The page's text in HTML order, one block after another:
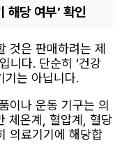
해당 여부’ 확인
것은 판매하려는 제
니다. 단순히 ‘건강
기는 아닙니다.
이나 운동 기구는 의
체온계, 혈압계, 혈당
의료기기에 해당합